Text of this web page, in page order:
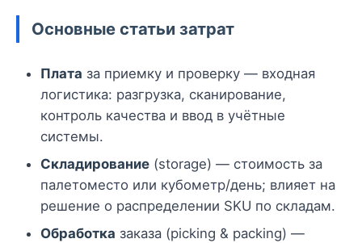
Основные статьи затрат
Плата за приемку и проверку — входная
логистика: разгрузка, сканирование,
контроль качества и ввод в учётные
системы.
Складирование (storage) — стоимость за
палетоместо или кубометр/день; влияет на
решение о распределении SKU по складам.
Обработка заказа (picking & packing) —